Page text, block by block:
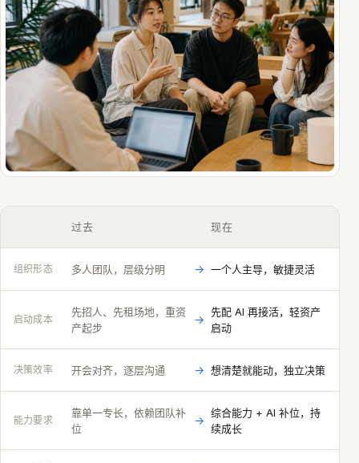
过去 现在
组织形态 多人团队，层级分明 → 一个人主导，敏捷灵活
启动成本
先招人、先租场地，重资
产起步
→
先配 AI 再接活，轻资产
启动
决策效率 开会对齐，逐层沟通 → 想清楚就能动，独立决策
能力要求
靠单一专长，依赖团队补
位
→
综合能力 + AI 补位，持
续成长